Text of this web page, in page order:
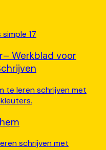
Werkblad voor